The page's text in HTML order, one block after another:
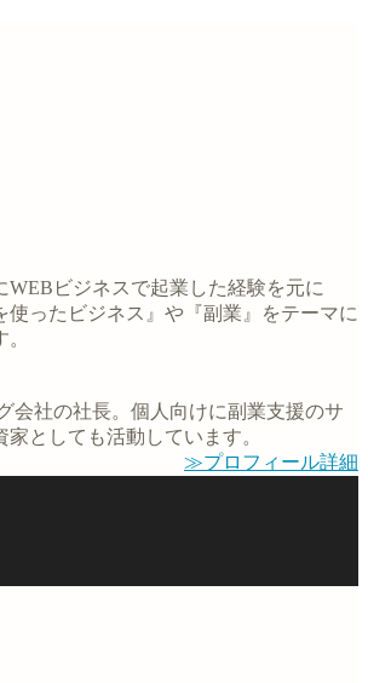
WEBビジネスで起業した経験を元に
使ったビジネス』や『副業』をテーマに
会社の社長。個人向けに副業支援のサ
としても活動しています。
≫プロフィール詳細